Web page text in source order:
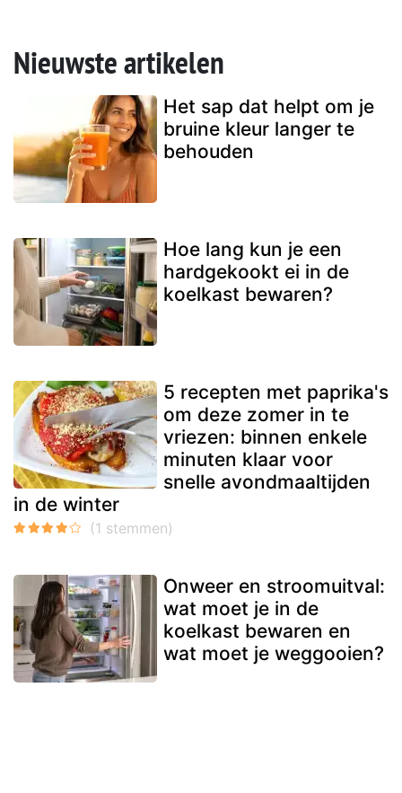
Nieuwste artikelen
Het sap dat helpt om je
bruine kleur langer te
behouden
Hoe lang kun je een
hardgekookt ei in de
koelkast bewaren?
5 recepten met paprika's
om deze zomer in te
vriezen: binnen enkele
minuten klaar voor
snelle avondmaaltijden
in de winter
Onweer en stroomuitval:
wat moet je in de
koelkast bewaren en
wat moet je weggooien?